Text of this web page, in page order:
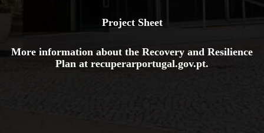
Project Sheet
More information about the Recovery and Resilience
Plan at recuperarportugal.gov.pt.